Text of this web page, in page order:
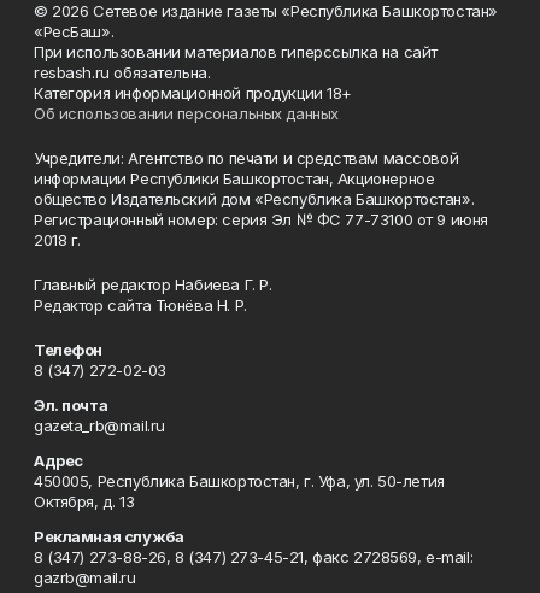
© 2026 Сетевое издание газеты «Республика Башкортостан»
«РесБаш».
При использовании материалов гиперссылка на сайт
resbash.ru обязательна.
Категория информационной продукции 18+
Об использовании персональных данных
Учредители: Агентство по печати и средствам массовой
информации Республики Башкортостан, Акционерное
общество Издательский дом «Республика Башкортостан».
Регистрационный номер: серия Эл № ФС 77-73100 от 9 июня
2018 г.
Главный редактор Набиева Г. Р.
Редактор сайта Тюнёва Н. Р.
Телефон
8 (347) 272-02-03
Эл. почта
gazeta_rb@mail.ru
Адрес
450005, Республика Башкортостан, г. Уфа, ул. 50-летия
Октября, д. 13
Рекламная служба
8 (347) 273-88-26, 8 (347) 273-45-21, факс 2728569, e-mail:
gazrb@mail.ru